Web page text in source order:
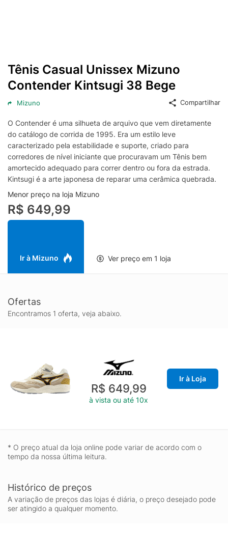
Tênis Casual Unissex Mizuno
Contender Kintsugi 38 Bege
Mizuno Compartilhar
O Contender é uma silhueta de arquivo que vem diretamente
do catálogo de corrida de 1995. Era um estilo leve
caracterizado pela estabilidade e suporte, criado para
corredores de nível iniciante que procuravam um Tênis bem
amortecido adequado para correr dentro ou fora da estrada.
Kintsugi é a arte japonesa de reparar uma cerâmica quebrada.
Menor preço na loja Mizuno
R$ 649,99
Ir à Mizuno Ver preço em 1 loja
Ofertas
Encontramos 1 oferta, veja abaixo.
R$ 649,99
à vista ou até 10x
Ir à Loja
* O preço atual da loja online pode variar de acordo com o
tempo da nossa última leitura.
Histórico de preços
A variação de preços das lojas é diária, o preço desejado pode
ser atingido a qualquer momento.